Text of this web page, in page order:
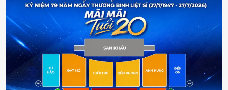
Thái Nguyên, Lai Châu, Điện Biên, Sơn La, Phú Thọ, Tuyên
Quang; đại diện các tổ chức quốc tế; đại diện cộng đồng
doanh nghiệp, các nhà đầu tư trong nước và quốc tế.